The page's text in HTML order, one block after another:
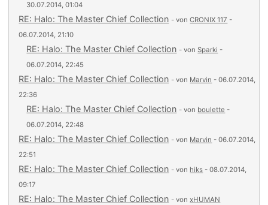
30.07.2014, 01:04
RE: Halo: The Master Chief Collection - vonCRONIX 117 -
06.07.2014, 21:10
RE: Halo: The Master Chief Collection - vonSparki -
06.07.2014, 22:45
RE: Halo: The Master Chief Collection - von Marvin - 06.07.2014,
22:36
RE: Halo: The Master Chief Collection - von boulette -
06.07.2014, 22:48
RE: Halo: The Master Chief Collection - von Marvin - 06.07.2014,
22:51
RE: Halo: The Master Chief Collection - von hiks - 08.07.2014,
09:17
RE: Halo: The Master Chief Collection - vonxHUMAN